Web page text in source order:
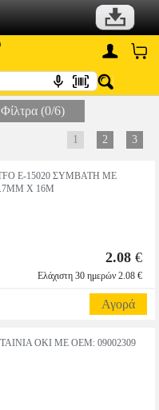
Φίλτρα (0/6)
1 2 3
E-15020 ΣΥΜΒΑΤΗ ΜΕ
X 16M
2.08 €
Ελάχιστη 30 ημερών 2.08 €
Αγορά
OKI ΜΕ OEM: 09002309